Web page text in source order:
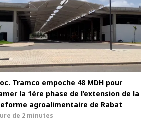
Tramco empoche 48 MDH pour
la 1ère phase de l’extension de la
agroalimentaire de Rabat
de 2 minutes